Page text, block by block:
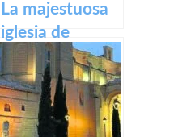
La majestuosa
iglesia de
Santiago El Real
en Logroño.